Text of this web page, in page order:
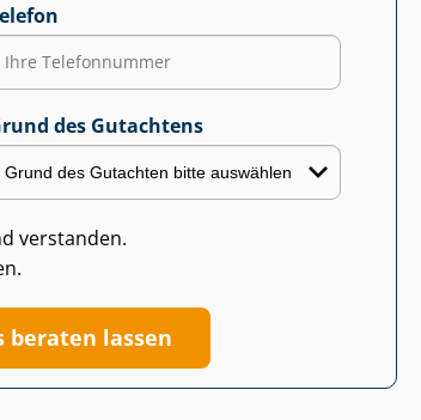
des Gutachtens
verstanden.
beraten lassen